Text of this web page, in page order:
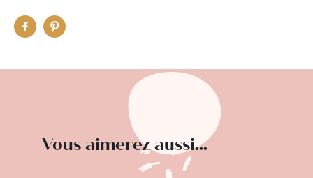
Vous aimerez aussi...